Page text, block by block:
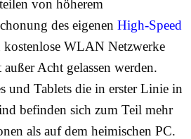
von höherem
des eigenen High-Speed
kostenlose WLAN Netzwerke
Acht gelassen werden.
und Tablets die in erster Linie in
befinden sich zum Teil mehr
als auf dem heimischen PC.